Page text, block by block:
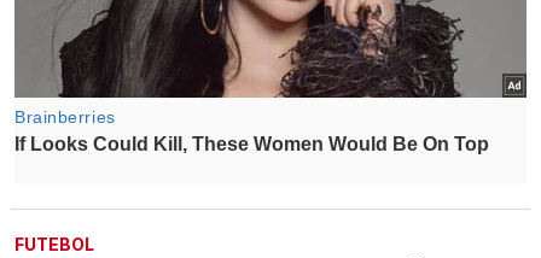
FUTEBOL